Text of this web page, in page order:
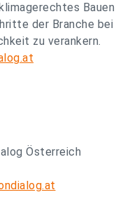
Bauen
der Branche bei
zu verankern.
Österreich